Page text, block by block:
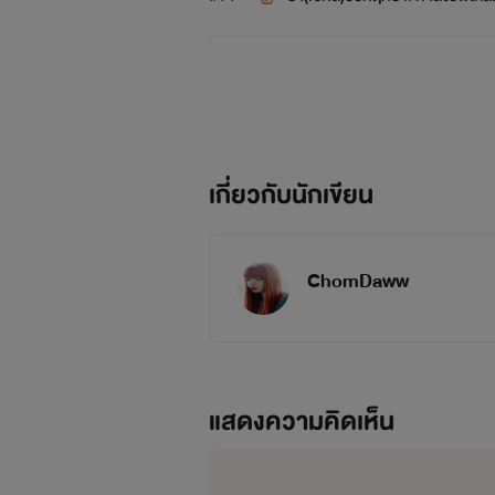
เกี่ยวกับนักเขียน
ChomDaww
แสดงความคิดเห็น